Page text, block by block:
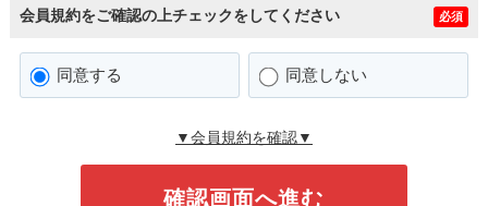
会員規約をご確認の上チェックをしてください 必須
同意する 同意しない
▼会員規約を確認▼